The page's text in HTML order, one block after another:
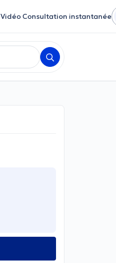
Vidéo Consultation instantanée